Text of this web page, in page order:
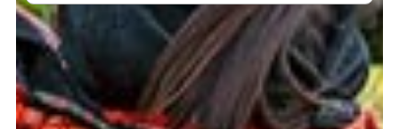
Trang chủ
Tin tức – Sự kiện
Chính sách